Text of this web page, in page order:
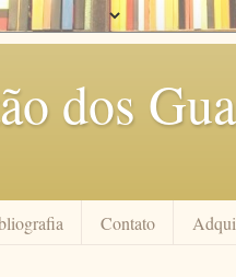
dos
Contato